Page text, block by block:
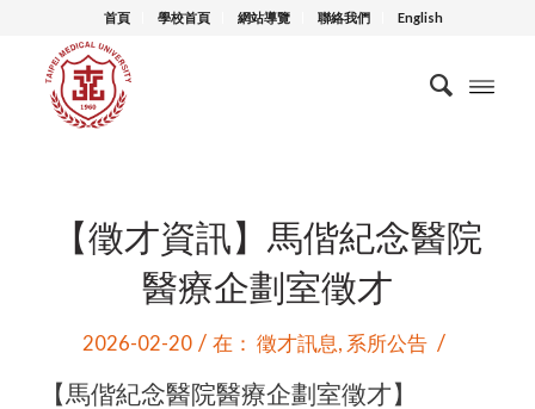
首頁 學校首頁 網站導覽 聯絡我們 English
【徵才資訊】馬偕紀念醫院
醫療企劃室徵才
2026-02-20 / 在：徵才訊息, 系所公告 /
【馬偕紀念醫院醫療企劃室徵才】